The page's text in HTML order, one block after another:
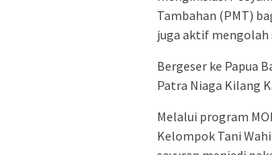
Tambahan (PMT)
juga aktif mengolah
Bergeser ke Papua
Patra Niaga Kilang
Melalui program
Kelompok Tani